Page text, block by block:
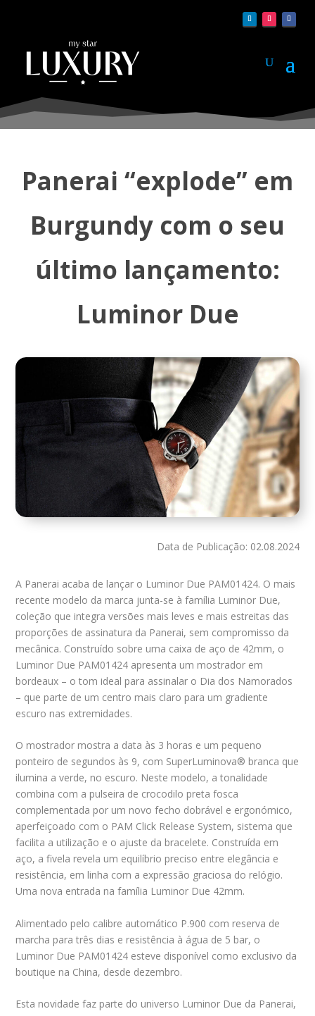
Panerai “explode” em
Burgundy com o seu
último lançamento:
Luminor Due
Data de Publicação: 02.08.2024
A Panerai acaba de lançar o Luminor Due PAM01424. O mais
recente modelo da marca junta-se à família Luminor Due,
coleção que integra versões mais leves e mais estreitas das
proporções de assinatura da Panerai, sem compromisso da
mecânica. Construído sobre uma caixa de aço de 42mm, o
Luminor Due PAM01424 apresenta um mostrador em
bordeaux – o tom ideal para assinalar o Dia dos Namorados
– que parte de um centro mais claro para um gradiente
escuro nas extremidades.
O mostrador mostra a data às 3 horas e um pequeno
ponteiro de segundos às 9, com SuperLuminova® branca que
ilumina a verde, no escuro. Neste modelo, a tonalidade
combina com a pulseira de crocodilo preta fosca
complementada por um novo fecho dobrável e ergonómico,
aperfeiçoado com o PAM Click Release System, sistema que
facilita a utilização e o ajuste da bracelete. Construída em
aço, a fivela revela um equilíbrio preciso entre elegância e
resistência, em linha com a expressão graciosa do relógio.
Uma nova entrada na família Luminor Due 42mm.
Alimentado pelo calibre automático P.900 com reserva de
marcha para três dias e resistência à água de 5 bar, o
Luminor Due PAM01424 esteve disponível como exclusivo da
boutique na China, desde dezembro.
Esta novidade faz parte do universo Luminor Due da Panerai,